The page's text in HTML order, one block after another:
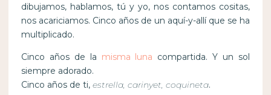
dibujamos, hablamos, tú y yo, nos contamos cositas,
nos acariciamos. Cinco años de un aquí-y-allí que se ha
multiplicado.
Cinco años de la misma luna compartida. Y un sol
siempre adorado.
Cinco años de ti, estrella, carinyet, coquineta.